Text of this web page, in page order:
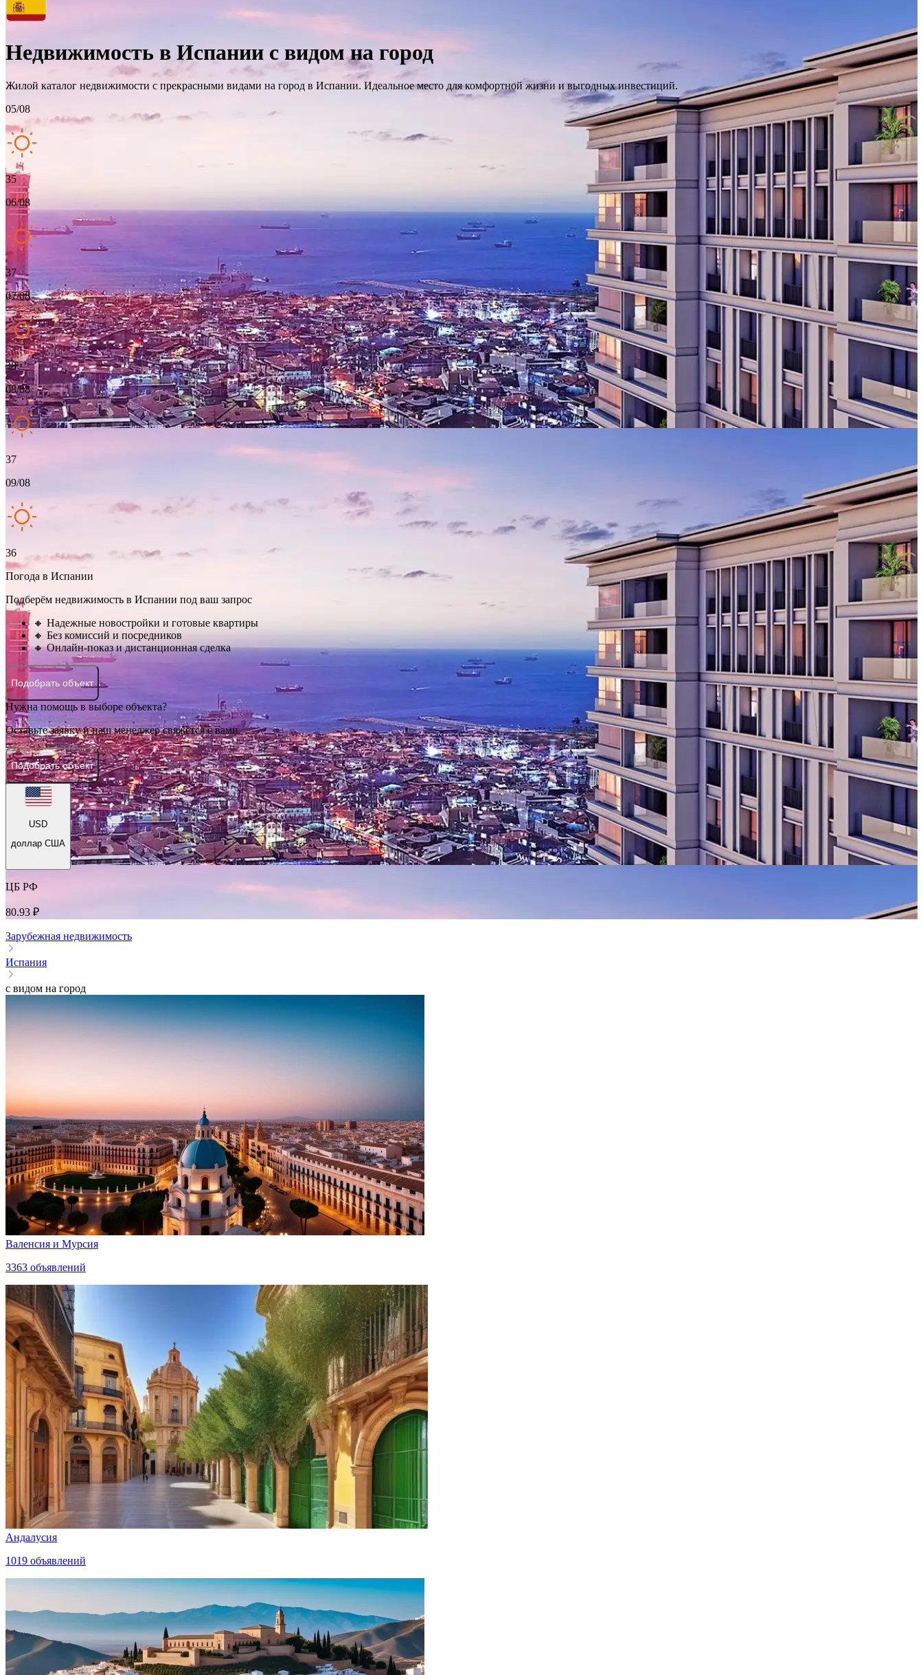
Недвижимость в Испании с видом на город
Жилой каталог недвижимости с прекрасными видами на город в Испании. Идеальное место для комфортной жизни и выгодных инвестиций.
05/08
35
06/08
37
07/08
38
08/08
37
09/08
36
Погода в Испании
Подберём недвижимость в Испании под ваш запрос
🔸 Надежные новостройки и готовые квартиры
🔸 Без комиссий и посредников
🔸 Онлайн-показ и дистанционная сделка
Подобрать объект
Нужна помощь в выборе объекта?
Оставьте заявку и наш менеджер свяжется с вами.
Подобрать объект
USD
доллар США
ЦБ РФ
80.93 ₽
Зарубежная недвижимость
Испания
с видом на город
Валенсия и Мурсия
3363 объявлений
Андалусия
1019 объявлений